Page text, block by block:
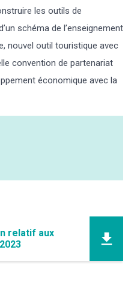
les outils de
schéma de l’enseignement
nouvel outil touristique avec
convention de partenariat
économique avec la
relatif aux